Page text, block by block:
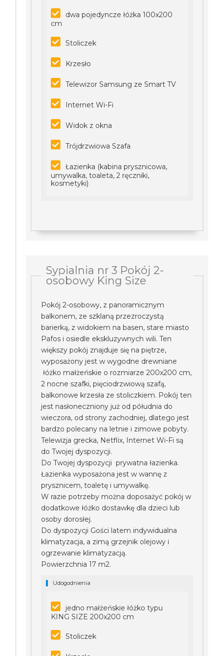
dwa pojedyncze łóżka 100x200
cm
Stoliczek
Krzesło
Telewizor Samsung ze Smart TV
Internet Wi-Fi
Widok z okna
Trójdrzwiowa Szafa
Łazienka (kabina prysznicowa,
umywalka, toaleta, 2 ręczniki,
kosmetyki)
Sypialnia nr 3 Pokój 2-
osobowy King Size
Pokój 2-osobowy, z panoramicznym
balkonem, ze szklaną przezroczystą
barierką, z widokiem na basen, stare miasto
Pafos i osiedle ekskluzywnych wili. Ten
większy pokój znajduje się na piętrze,
wyposażony jest w wygodne drewniane
łóżko małżeńskie o rozmiarze 200x200 cm,
2 nocne szafki, pięciodrzwiową szafą,
balkonowe krzesła ze stoliczkiem. Pokój ten
jest nasłoneczniony już od półudnia do
wieczora, od strony zachodniej, dlatego jest
bardzo polecany na letnie i zimowe pobyty.
Telewizja grecka, Netflix, Internet Wi-Fi są
do Twojej dyspozycji.
Do Twojej dyspozycji prywatna łazienka.
Łazienka wyposażona jest w wannę z
prysznicem, toaletę i umywalkę.
W razie potrzeby można doposażyć pokój w
dodatkowe łóżko dostawkę dla dzieci lub
osoby dorosłej.
Do dyspozycji Gości latem indywidualna
klimatyzacja, a zimą grzejnik olejowy i
ogrzewanie klimatyzacją.
Powierzchnia 17 m2.
Udogodnienia
jedno małżeńskie łóżko typu
KING SIZE 200x200 cm
Stoliczek